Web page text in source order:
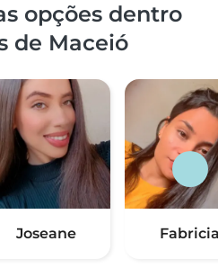
opções dentro
de Maceió
Joseane